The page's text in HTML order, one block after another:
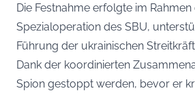
Die Festnahme erfolgte im Rahmen
Spezialoperation des SBU,
Führung der ukrainischen
Dank der koordinierten
Spion gestoppt werden, bevor er